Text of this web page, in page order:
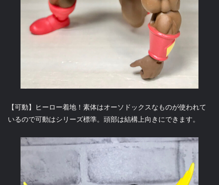
【可動】ヒーロー着地！素体はオーソドックスなものが使われて
いるので可動はシリーズ標準。頭部は結構上向きにできます。